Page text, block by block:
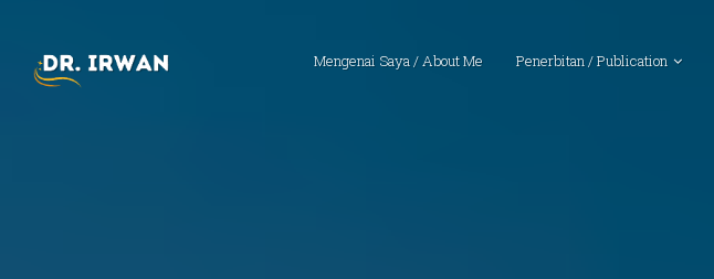
Mengenai Saya / About Me Penerbitan / Publication